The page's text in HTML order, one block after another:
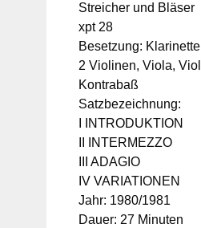
Streicher und Bläser
xpt 28
Besetzung:
2 Violinen, Viola,
Kontrabaß
Satzbezeichnung:
I INTRODUKTION
II INTERMEZZO
III ADAGIO
IV VARIATIONEN
Jahr: 1980/1981
Dauer: 27 Minuten